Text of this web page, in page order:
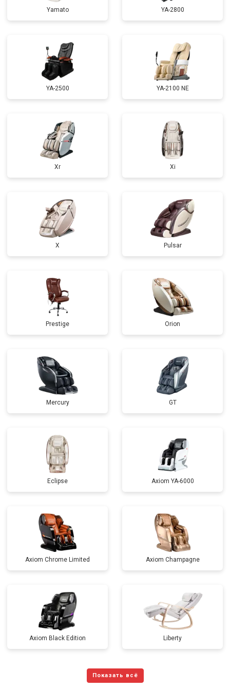
Ремонт сканера от 4800 ₽ Заказать
Замена сетевого трансформатора от 4500 ₽ Заказать
Ремонт микро-лифта от 5500 ₽ Заказать
Yamato YA-2800
YA-2500 YA-2100 NE
Xr Xi
X Pulsar
Prestige Orion
Mercury GT
Eclipse Axiom YA-6000
Axiom Chrome Limited Axiom Champagne
Axiom Black Edition Liberty